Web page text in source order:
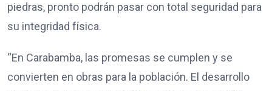
piedras, pronto podrán pasar con total seguridad para
su integridad física.
“En Carabamba, las promesas se cumplen y se
convierten en obras para la población. El desarrollo